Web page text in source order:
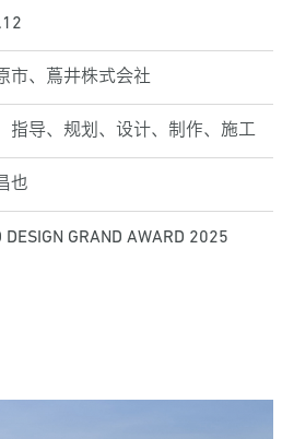
市、蔦井株式会社
指导、规划、设计、制作、施工
也
DESIGN GRAND AWARD 2025